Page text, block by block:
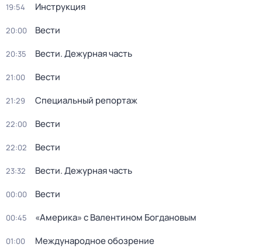
19:54 Инструкция
20:00 Вести
20:35 Вести. Дежурная часть
21:00 Вести
21:29 Специальный репортаж
22:00 Вести
22:02 Вести
23:32 Вести. Дежурная часть
00:00 Вести
00:45 «Америка» с Валентином Богдановым
01:00 Международное обозрение